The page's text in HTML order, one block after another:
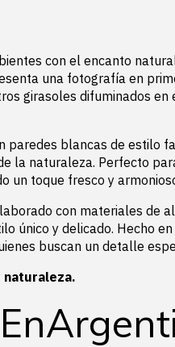
con el encanto
una fotografía en
girasoles difuminados
paredes blancas de estilo
la naturaleza. Perfecto
un toque fresco y
con materiales de
único y delicado. Hecho
buscan un detalle
naturaleza.